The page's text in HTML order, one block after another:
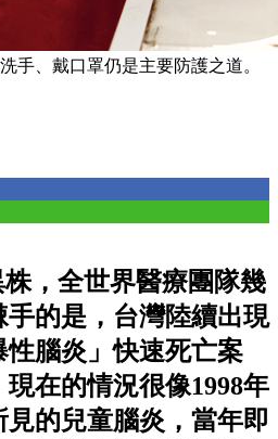
手、戴口罩仍是主要防護之道。
，全世界醫療團隊幾
的是，台灣陸續出現
腦炎」快速死亡案
在的情況很像1998年
的兒童腦炎，當年即